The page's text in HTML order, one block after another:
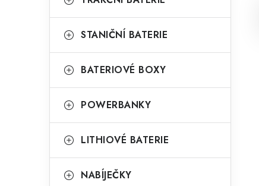
STANIČNÍ BATERIE
BATERIOVÉ BOXY
POWERBANKY
LITHIOVÉ BATERIE
NABÍJEČKY